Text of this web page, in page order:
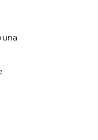
una